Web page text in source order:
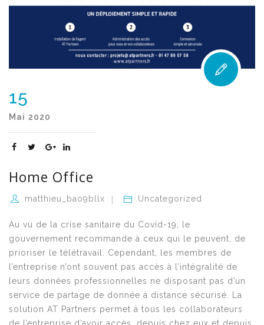
15
Mai 2020
Home Office
matthieu_bao9bllx Uncategorized
Au vu de la crise sanitaire du Covid-19, le
gouvernement recommande à ceux qui le peuvent, de
prioriser le télétravail. Cependant, les membres de
l’entreprise n’ont souvent pas accès à l’intégralité de
leurs données professionnelles ne disposant pas d’un
service de partage de donnée à distance sécurisé. La
solution AT Partners permet à tous les collaborateurs
de l’entreprise d’avoir accès, depuis chez eux et depuis